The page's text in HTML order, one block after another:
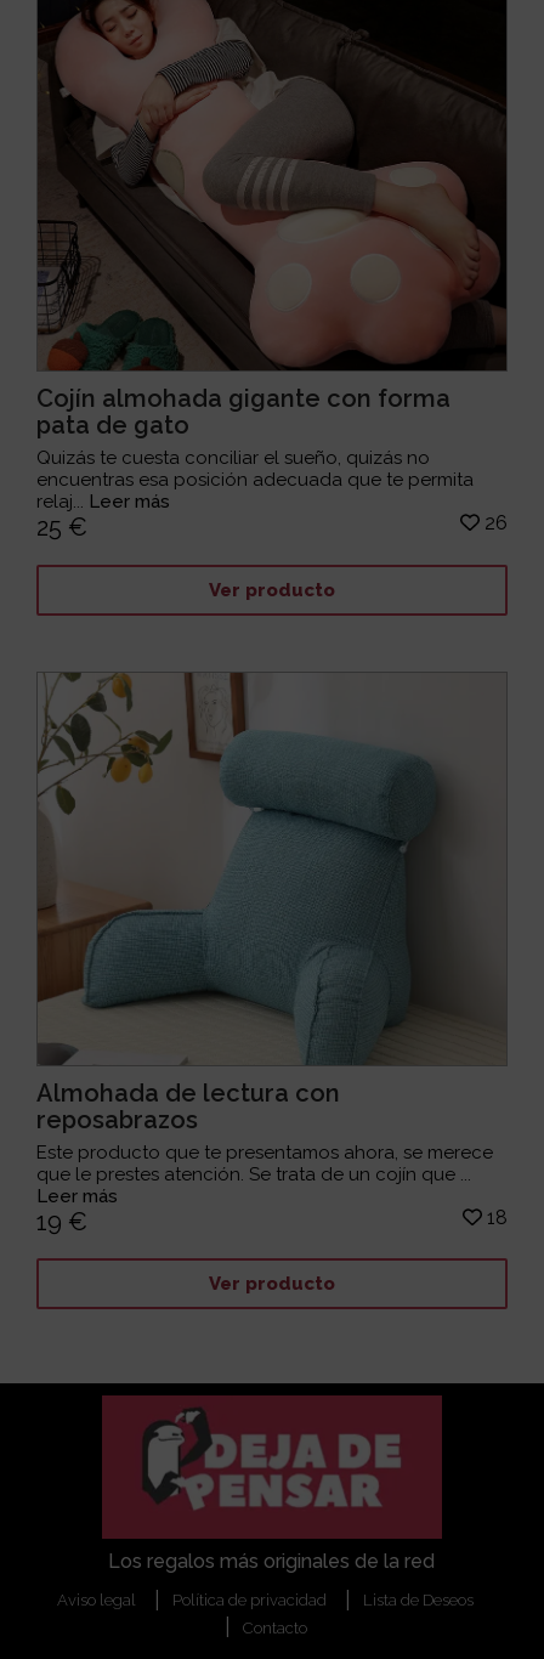
Cojín almohada gigante con forma
pata de gato
Quizás te cuesta conciliar el sueño, quizás no
encuentras esa posición adecuada que te permita
relaj... Leer más
25 € 26
Ver producto
Almohada de lectura con
reposabrazos
Este producto que te presentamos ahora, se merece
que le prestes atención. Se trata de un cojín que ...
Leer más
19 € 18
Ver producto
Los regalos más originales de la red
Aviso legal Política de privacidad
Lista de Deseos
Contacto